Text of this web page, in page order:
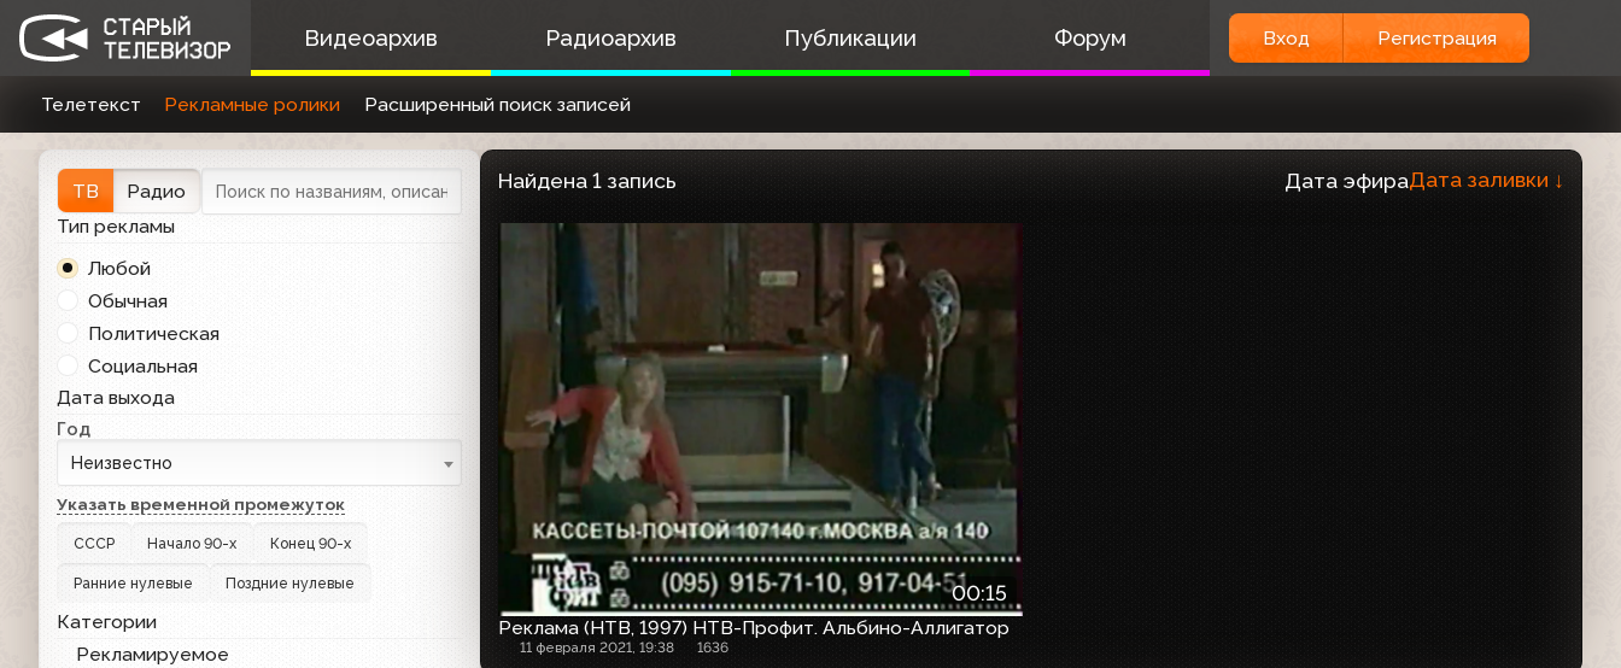
Видеоархив Радиоархив Публикации Форум Вход Регистрация
Телетекст Рекламные ролики Расширенный поиск записей
ТВ
Радио
Тип рекламы
Любой
Обычная
Политическая
Социальная
Дата выхода
Год
Неизвестно
Указать временной промежуток
СССР Начало 90-х Конец 90-х
Ранние нулевые Поздние нулевые
Категории
Рекламируемое
Найдена 1 запись Дата эфираДата заливки ↓
00:15
Реклама (НТВ, 1997) НТВ-Профит. Альбино-Аллигатор
11 февраля 2021, 19:38 1636